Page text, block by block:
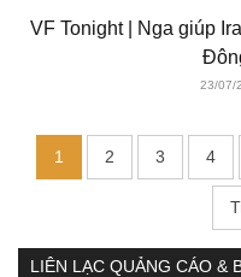
VF Tonight | Nga giúp
23/07/
1 2 3 4
LIÊN LẠC QUẢNG CÁO &